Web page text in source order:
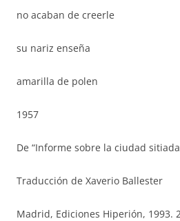
no acaban de creerle
su nariz enseña
amarilla de polen
1957
De “Informe sobre la ciudad
Traducción de Xaverio Ballester
Madrid, Ediciones Hiperión, 1993.